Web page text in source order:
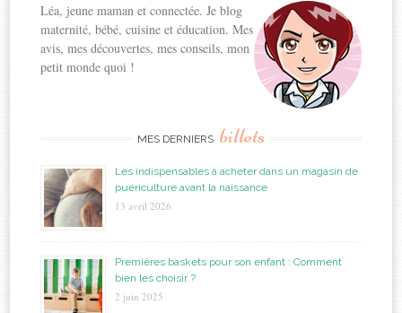
Léa, jeune maman et connectée. Je blog
maternité, bébé, cuisine et éducation. Mes
avis, mes découvertes, mes conseils, mon
petit monde quoi !
MES DERNIERS billets
Les indispensables à acheter dans un magasin de
puériculture avant la naissance
13 avril 2026
Premières baskets pour son enfant : Comment
bien les choisir ?
2 juin 2025